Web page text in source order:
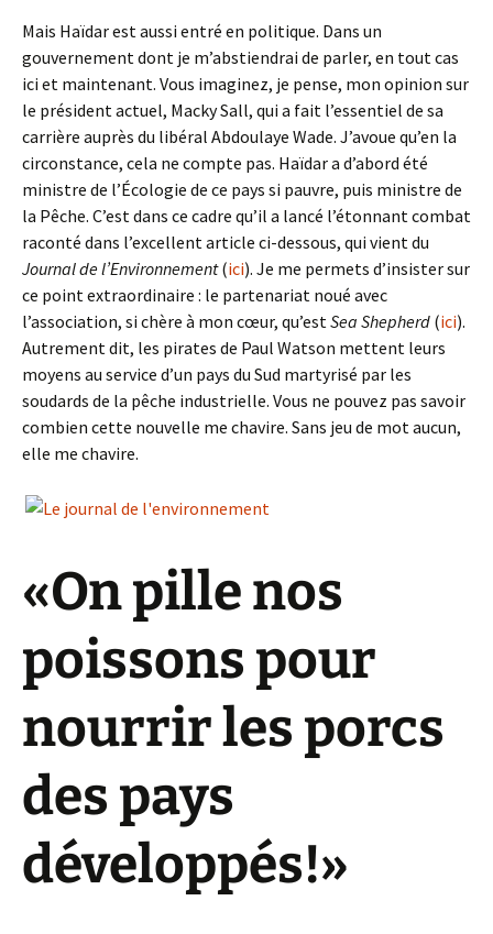
Mais Haïdar est aussi entré en politique. Dans un
gouvernement dont je m’abstiendrai de parler, en tout cas
ici et maintenant. Vous imaginez, je pense, mon opinion sur
le président actuel, Macky Sall, qui a fait l’essentiel de sa
carrière auprès du libéral Abdoulaye Wade. J’avoue qu’en la
circonstance, cela ne compte pas. Haïdar a d’abord été
ministre de l’Écologie de ce pays si pauvre, puis ministre de
la Pêche. C’est dans ce cadre qu’il a lancé l’étonnant combat
raconté dans l’excellent article ci-dessous, qui vient du
Journal de l’Environnement(ici). Je me permets d’insister sur
ce point extraordinaire : le partenariat noué avec
l’association, si chère à mon cœur, qu’estSea Shepherd (ici).
Autrement dit, les pirates de Paul Watson mettent leurs
moyens au service d’un pays du Sud martyrisé par les
soudards de la pêche industrielle. Vous ne pouvez pas savoir
combien cette nouvelle me chavire. Sans jeu de mot aucun,
elle me chavire.
«On pille nos
poissons pour
nourrir les porcs
des pays
développés!»